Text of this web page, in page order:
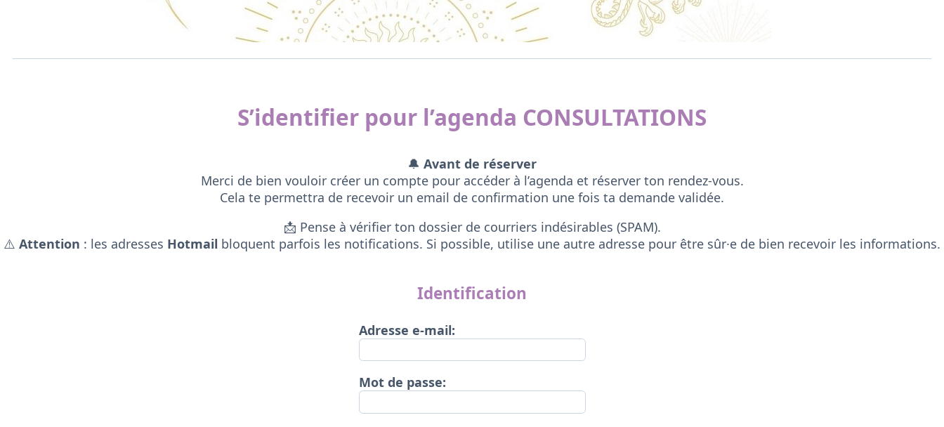
S’identifier pour l’agenda CONSULTATIONS
🔔 Avant de réserver
Merci de bien vouloir créer un compte pour accéder à l’agenda et réserver ton rendez-vous.
Cela te permettra de recevoir un email de confirmation une fois ta demande validée.
📩 Pense à vérifier ton dossier de courriers indésirables (SPAM).
⚠️ Attention : les adresses Hotmail bloquent parfois les notifications. Si possible, utilise une autre adresse pour être sûr·e de bien recevoir les informations.
Identification
Adresse e-mail:
Mot de passe: